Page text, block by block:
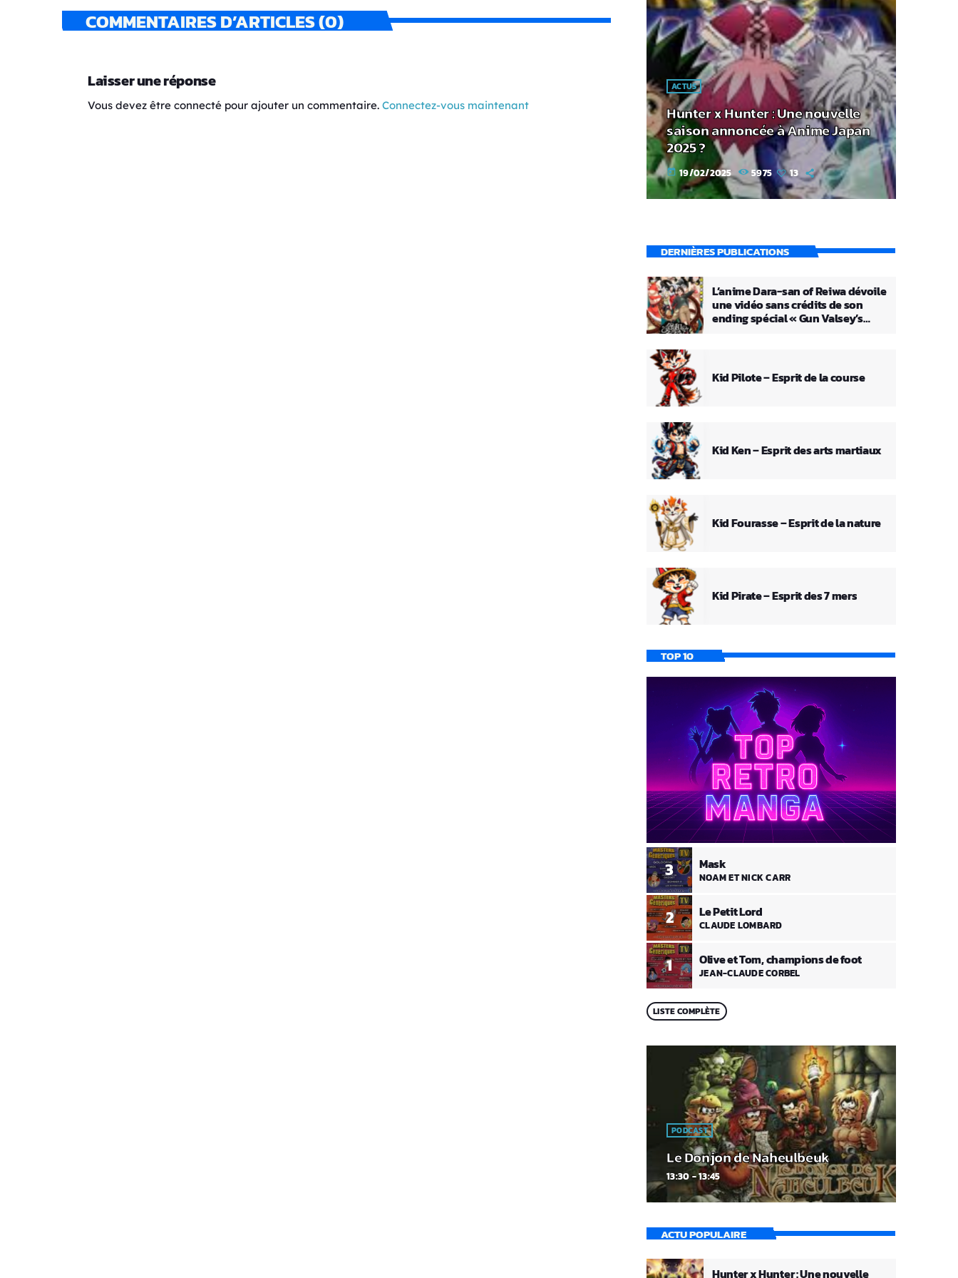
COMMENTAIRES D’ARTICLES (0)
Laisser une réponse
Vous devez être connecté pour ajouter un commentaire. Connectez-vous maintenant
ACTUS
Hunter x Hunter : Une nouvelle
saison annoncée à Anime Japan
2025 ?
today 19/02/2025 5975 13
DERNIÈRES PUBLICATIONS
L’anime Dara-san of Reiwa dévoile
une vidéo sans crédits de son
ending spécial « Gun Valsey’s
Kid Pilote – Esprit de la course
Kid Ken – Esprit des arts martiaux
Kid Fourasse – Esprit de la nature
Kid Pirate – Esprit des 7 mers
TOP 10
1 Olive et Tom, champions de foot
JEAN-CLAUDE CORBEL
2 Le Petit Lord
CLAUDE LOMBARD
3 Mask
NOAM ET NICK CARR
LISTE COMPLÈTE
PODCAST
Le Donjon de Naheulbeuk
13:30 - 13:45
ACTU POPULAIRE
Hunter x Hunter : Une nouvelle